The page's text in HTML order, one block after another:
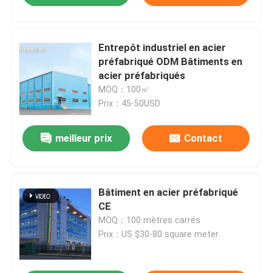
Entrepôt industriel en acier
préfabriqué ODM Bâtiments en
acier préfabriqués
MOQ：100㎡
Prix：45-50USD
meilleur prix Contact
Bâtiment en acier préfabriqué
CE
MOQ：100 mètres carrés
Prix：US $30-80 square meter